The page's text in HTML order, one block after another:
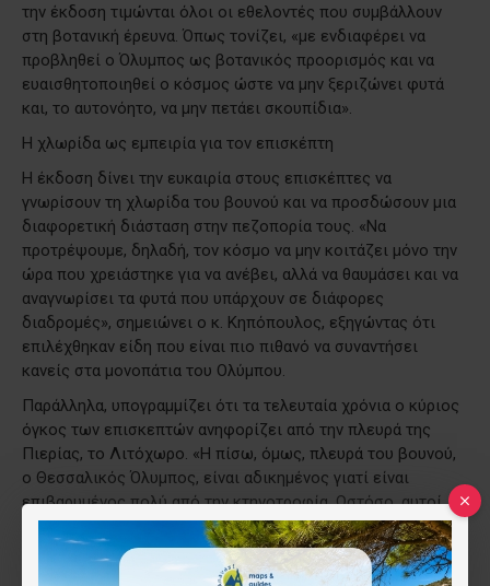
την έκδοση τιμώνται όλοι οι εθελοντές που συμβάλλουν
στη βοτανική έρευνα. Όπως τονίζει, «με ενδιαφέρει να
προβληθεί ο Όλυμπος ως βοτανικός προορισμός και να
ευαισθητοποιηθεί ο κόσμος ώστε να μην ξεριζώνει φυτά
και, το αυτονόητο, να μην πετάει σκουπίδια».
Η χλωρίδα ως εμπειρία για τον επισκέπτη
Η έκδοση δίνει την ευκαιρία στους επισκέπτες να
γνωρίσουν τη χλωρίδα του βουνού και να προσδώσουν μια
διαφορετική διάσταση στην πεζοπορία τους. «Να
προτρέψουμε, δηλαδή, τον κόσμο να μην κοιτάζει μόνο την
ώρα που χρειάστηκε για να ανέβει, αλλά να θαυμάσει και να
αναγνωρίσει τα φυτά που υπάρχουν σε διάφορες
διαδρομές», σημειώνει ο κ. Κηπόπουλος, εξηγώντας ότι
επιλέχθηκαν είδη που είναι πιο πιθανό να συναντήσει
κανείς στα μονοπάτια του Ολύμπου.
Παράλληλα, υπογραμμίζει ότι τα τελευταία χρόνια ο κύριος
όγκος των επισκεπτών ανηφορίζει από την πλευρά της
Πιερίας, το Λιτόχωρο. «Η πίσω, όμως, πλευρά του βουνού,
ο Θεσσαλικός Όλυμπος, είναι αδικημένος γιατί είναι
επιβαρυμένος πολύ από την κτηνοτροφία. Ωστόσο, αυτοί
που αναζητούν κάτι καινούργιο από τις χιλιοπερπατημένες
διαδρομές, θα συναντήσουν πιο παρθένα μέρη, με πολύ
ενδιαφέρον για ορειβάτες, αναρριχητές και πεζοπόρους»,